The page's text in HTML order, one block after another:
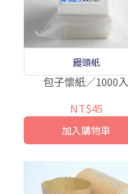
饅頭紙
包子懷紙／1000入
NT$45
加入購物車